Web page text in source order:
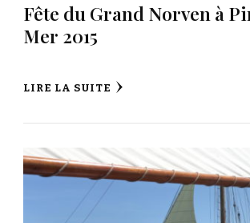
Fête du Grand Norven à
Mer 2015
LIRE LA SUITE